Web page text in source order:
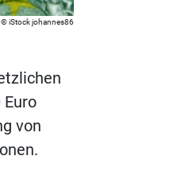
iStock johannes86
von